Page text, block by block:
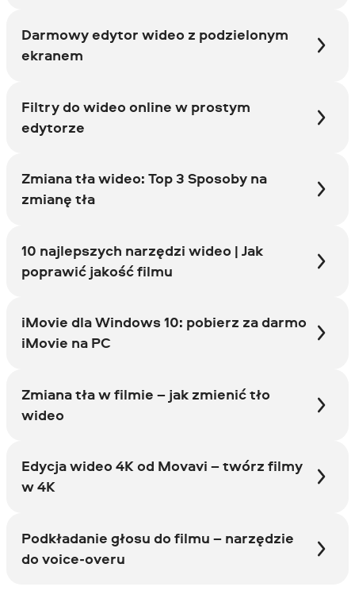
Darmowy edytor wideo z podzielonym
ekranem
Filtry do wideo online w prostym
edytorze
Zmiana tła wideo: Top 3 Sposoby na
zmianę tła
10 najlepszych narzędzi wideo | Jak
poprawić jakość filmu
iMovie dla Windows 10: pobierz za darmo
iMovie na PC
Zmiana tła w filmie – jak zmienić tło
wideo
Edycja wideo 4K od Movavi – twórz filmy
w 4K
Podkładanie głosu do filmu – narzędzie
do voice-overu